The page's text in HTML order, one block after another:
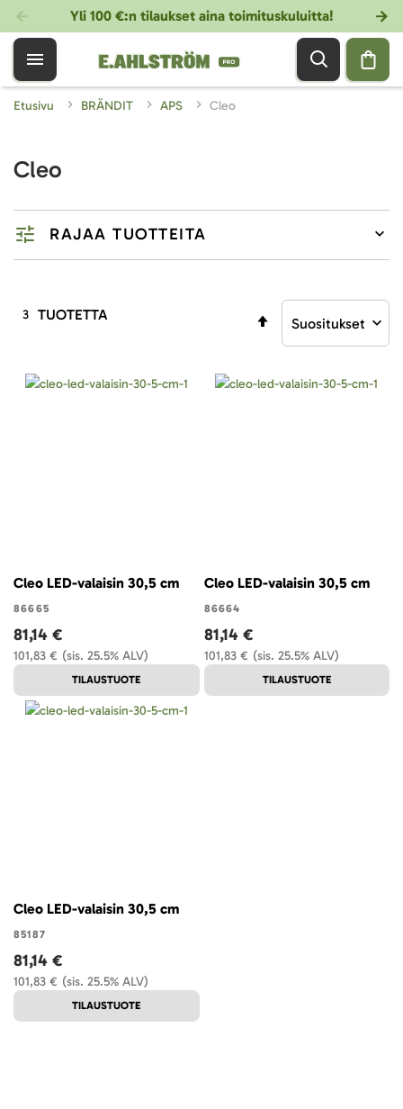
Yli 100 €:n tilaukset aina toimituskuluitta!
Etusivu BRÄNDIT APS Cleo
Cleo
3 TUOTETTA
Aseta
Cleo LED-valaisin 30,5 cm
86665
(sis. 25.5% ALV)
101,83 €
81,14 €
TILAUSTUOTE
Cleo LED-valaisin 30,5 cm
86664
(sis. 25.5% ALV)
101,83 €
81,14 €
TILAUSTUOTE
Cleo LED-valaisin 30,5 cm
85187
(sis. 25.5% ALV)
101,83 €
81,14 €
TILAUSTUOTE
RAJAA TUOTTEITA